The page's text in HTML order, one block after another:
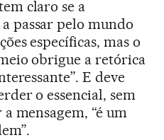
claro se a
passar pelo mundo
específicas, mas o
obrigue a retórica
E deve
o essencial, sem
mensagem, “é um